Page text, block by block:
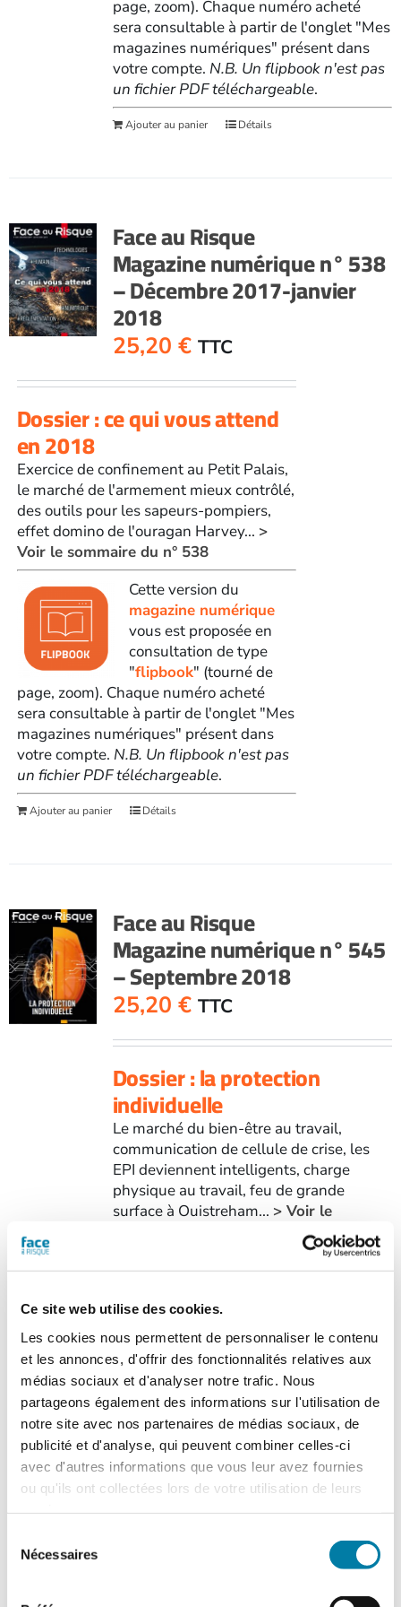
Ce site web utilise des cookies.
Les cookies nous permettent de personnaliser le contenu
et les annonces, d'offrir des fonctionnalités relatives aux
médias sociaux et d'analyser notre trafic. Nous
partageons également des informations sur l'utilisation de
notre site avec nos partenaires de médias sociaux, de
publicité et d'analyse, qui peuvent combiner celles-ci
avec d'autres informations que vous leur avez fournies
ou qu'ils ont collectées lors de votre utilisation de leurs
Nécessaires
page, zoom). Chaque numéro acheté
sera consultable à partir de l'onglet "Mes
magazines numériques" présent dans
votre compte. N.B. Un flipbook n'est pas
un fichier PDF téléchargeable.
Ajouter au panier Détails
Face au Risque
Magazine numérique n° 538
– Décembre 2017-janvier
2018
25,20 € TTC
Dossier : ce qui vous attend
en 2018
Exercice de confinement au Petit Palais,
le marché de l'armement mieux contrôlé,
des outils pour les sapeurs-pompiers,
effet domino de l'ouragan Harvey... >
Voir le sommaire du n° 538
Cette version du
magazine numérique
vous est proposée en
consultation de type
"flipbook" (tourné de
page, zoom). Chaque numéro acheté
sera consultable à partir de l'onglet "Mes
magazines numériques" présent dans
votre compte. N.B. Un flipbook n'est pas
un fichier PDF téléchargeable.
Ajouter au panier Détails
Face au Risque
Magazine numérique n° 545
– Septembre 2018
25,20 € TTC
Dossier : la protection
individuelle
Le marché du bien-être au travail,
communication de cellule de crise, les
EPI deviennent intelligents, charge
physique au travail, feu de grande
surface à Ouistreham... > Voir le
Cette version du
consultation de type
"flipbook " (tourné de
page, zoom). Chaque numéro acheté
sera consultable à partir de l'onglet "Mes
magazines numériques" présent dans
votre compte.N.B. Un flipbook n'est pas
un fichier PDF téléchargeable.
Ajouter au panier Détails